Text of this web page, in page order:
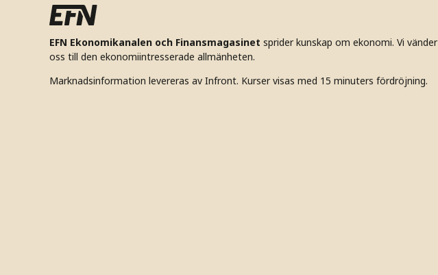
EFN Ekonomikanalen och Finansmagasinet sprider kunskap om ekonomi. Vi vänder
oss till den ekonomiintresserade allmänheten.
Marknadsinformation levereras av Infront. Kurser visas med 15 minuters fördröjning.